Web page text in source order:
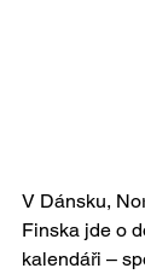
V Dánsku,
Finska jde o
kalendáři –